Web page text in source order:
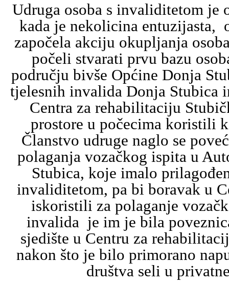
Udruga osoba s invaliditetom je
kada je nekolicina entuzijasta,
započela akciju okupljanja
počeli stvarati prvu bazu
području bivše Općine Donja
tjelesnih invalida Donja Stubica
Centra za rehabilitaciju
prostore u počecima koristili
Članstvo udruge naglo se
polaganja vozačkog ispita u
Stubica, koje imalo
invaliditetom, pa bi boravak u
iskoristili za polaganje
invalida je im je bila
sjedište u Centru za
nakon što je bilo primorano
društva seli u